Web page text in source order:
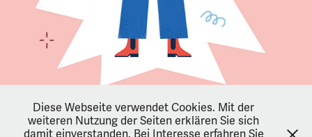
Diese Webseite verwendet Cookies. Mit der
weiteren Nutzung der Seiten erklären Sie sich
damit einverstanden. Bei Interesse erfahren Sie